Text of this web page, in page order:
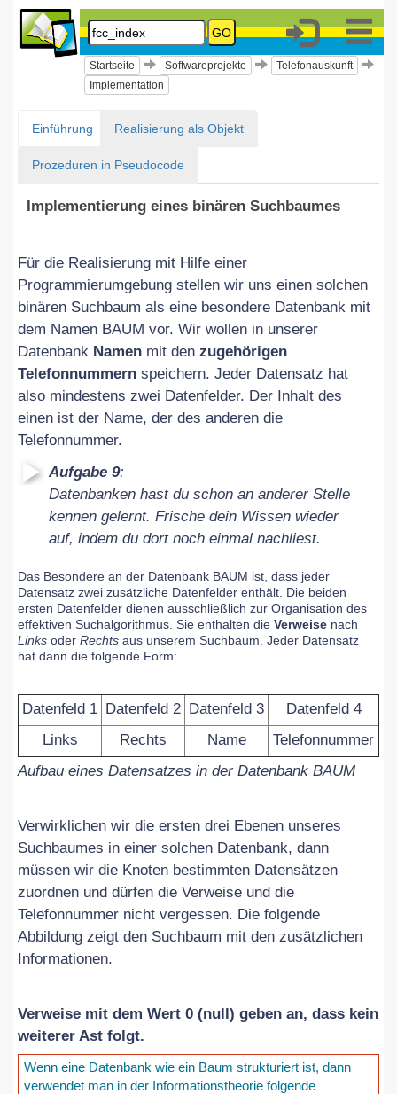
Informatik
Sekundarstufe
Softwareprojekte
Suchen
Seite:
fcc_index
Diese
Seite
aktualisiert
LOGIN
Benutzer:
Passwort:
GO
Startseite Softwareprojekte
Telefonauskunft
Implementation
Einführung Realisierung als Objekt
Prozeduren in Pseudocode
Implementierung eines binären Suchbaumes
Für die Realisierung mit Hilfe einer
Programmierumgebung stellen wir uns einen solchen
binären Suchbaum als eine besondere Datenbank mit
dem Namen BAUM vor. Wir wollen in unserer
Datenbank Namen mit den zugehörigen
Telefonnummern speichern. Jeder Datensatz hat
also mindestens zwei Datenfelder. Der Inhalt des
einen ist der Name, der des anderen die
Telefonnummer.
Aufgabe 9:
Datenbanken hast du schon an anderer Stelle
kennen gelernt. Frische dein Wissen wieder
auf, indem du dort noch einmal nachliest.
Das Besondere an der Datenbank BAUM ist, dass jeder
Datensatz zwei zusätzliche Datenfelder enthält. Die beiden
ersten Datenfelder dienen ausschließlich zur Organisation des
effektiven Suchalgorithmus. Sie enthalten die Verweise nach
Links oder Rechts aus unserem Suchbaum. Jeder Datensatz
hat dann die folgende Form:
Datenfeld 1 Datenfeld 2 Datenfeld 3
Datenfeld 4
Links
Rechts Name
Telefonnummer
Aufbau eines Datensatzes in der Datenbank BAUM
Verwirklichen wir die ersten drei Ebenen unseres
Suchbaumes in einer solchen Datenbank, dann
müssen wir die Knoten bestimmten Datensätzen
zuordnen und dürfen die Verweise und die
Telefonnummer nicht vergessen. Die folgende
Abbildung zeigt den Suchbaum mit den zusätzlichen
Informationen.
Verweise mit dem Wert 0 (null) geben an, dass kein
weiterer Ast folgt.
Wenn eine Datenbank wie ein Baum strukturiert ist, dann
verwendet man in der Informationstheorie folgende